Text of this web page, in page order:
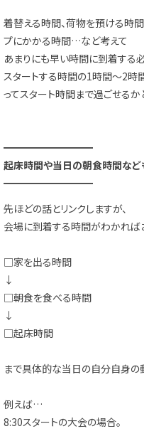
着替える時間、荷物を預ける時
プにかかる時間…など考えて
あまりにも早い時間に到着す
スタートする時間の1時間～2時
ってスタート時間まで過ごせるか
━━━━━━━━━
起床時間や当日の朝食時間など
━━━━━━━━━
先ほどの話とリンクしますが、
会場に到着する時間がわかれ
□家を出る時間
↓
□朝食を食べる時間
↓
□起床時間
まで具体的な当日の自分自身の
例えば…
8:30スタートの大会の場合。